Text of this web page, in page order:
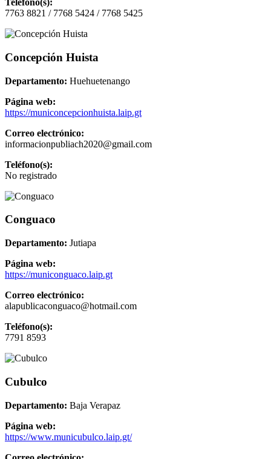
Teléfono(s):
7763 8821 / 7768 5424 / 7768 5425
Concepción Huista
Departamento: Huehuetenango
Página web:
https://municoncepcionhuista.laip.gt
Correo electrónico:
informacionpubliach2020@gmail.com
Teléfono(s):
No registrado
Conguaco
Departamento: Jutiapa
Página web:
https://municonguaco.laip.gt
Correo electrónico:
alapublicaconguaco@hotmail.com
Teléfono(s):
7791 8593
Cubulco
Departamento: Baja Verapaz
Página web:
https://www.municubulco.laip.gt/